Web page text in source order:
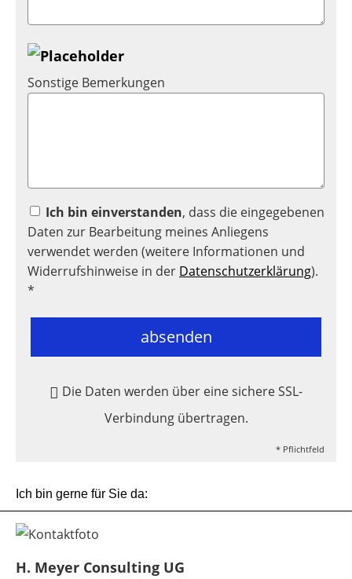
Sonstige Bemerkungen
Ich bin einverstanden, dass die eingegebenen
Daten zur Bearbeitung meines Anliegens
verwendet werden (weitere Informationen und
Widerrufshinweise in der Datenschutzerklärung).
*
absenden
Die Daten werden über eine sichere SSL-
Verbindung übertragen.
* Pflichtfeld
Ich bin gerne für Sie da:
H. Meyer Consulting UG